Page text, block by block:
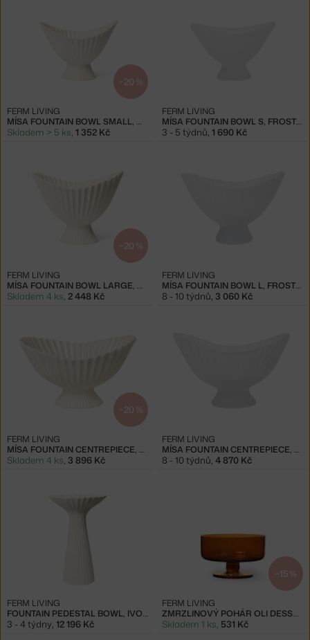
−20 %
MÍSA FOUNTAIN BOWL SMALL, OFF-WHITE
FERM LIVING
Skladem > 5 ks, 1 352 Kč
MÍSA FOUNTAIN BOWL S, FROSTED
FERM LIVING
3 - 5 týdnů, 1 690 Kč
−20 %
MÍSA FOUNTAIN BOWL LARGE, OFF-WHITE
FERM LIVING
Skladem 4 ks, 2 448 Kč
MÍSA FOUNTAIN BOWL L, FROSTED
FERM LIVING
8 - 10 týdnů, 3 060 Kč
−20 %
MÍSA FOUNTAIN CENTREPIECE, OFF-WHITE
FERM LIVING
Skladem 4 ks, 3 896 Kč
MÍSA FOUNTAIN CENTREPIECE, FROSTED
FERM LIVING
8 - 10 týdnů, 4 870 Kč
FOUNTAIN PEDESTAL BOWL, IVORY
FERM LIVING
3 - 4 týdny, 12 196 Kč
−15 %
ZMRZLINOVÝ POHÁR OLI DESSERT CUP, AMBER
FERM LIVING
Skladem 1 ks, 531 Kč